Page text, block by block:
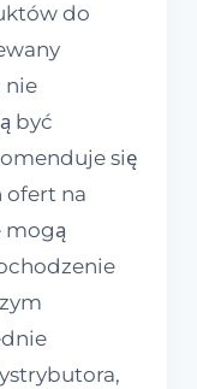
do
nie
być
się
ofert na
mogą